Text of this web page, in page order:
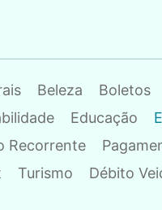
Beleza Boletos
Educação
Recorrente
Turismo Débito